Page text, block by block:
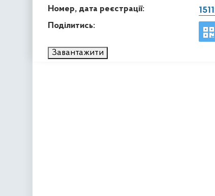
Номер, дата реєстрації:
Поділитись:
Завантажити